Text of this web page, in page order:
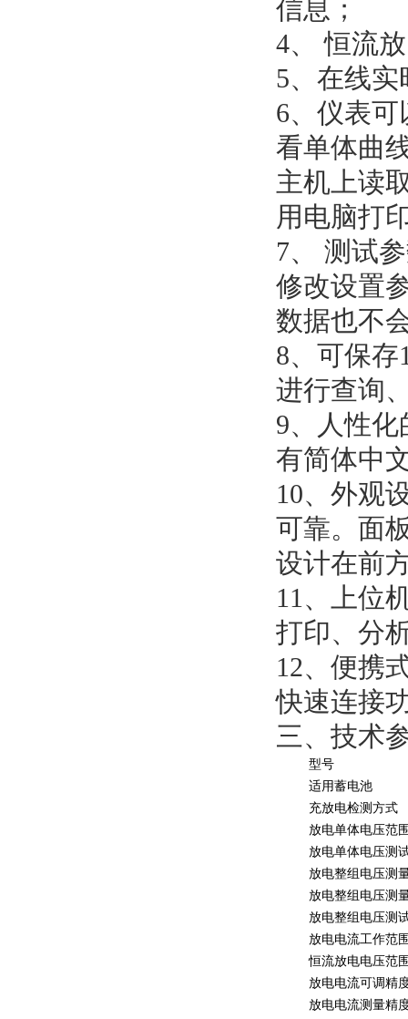
信息；
4、 恒流
5、在线
6、仪表
看单体曲
主机上读
用电脑打
7、 测试
修改设置
数据也不
8、可保存
进行查询
9、人性
有简体中
10、外观
可靠。面
设计在前
11、上位
打印、分
12、便携
快速连接
三、技术
型号
适用蓄电池
充放电检测方式
放电单体电压范
放电单体电压测
放电整组电压测
放电整组电压测
放电整组电压测
放电电流工作范
恒流放电电压范
放电电流可调精
放电电流测量精